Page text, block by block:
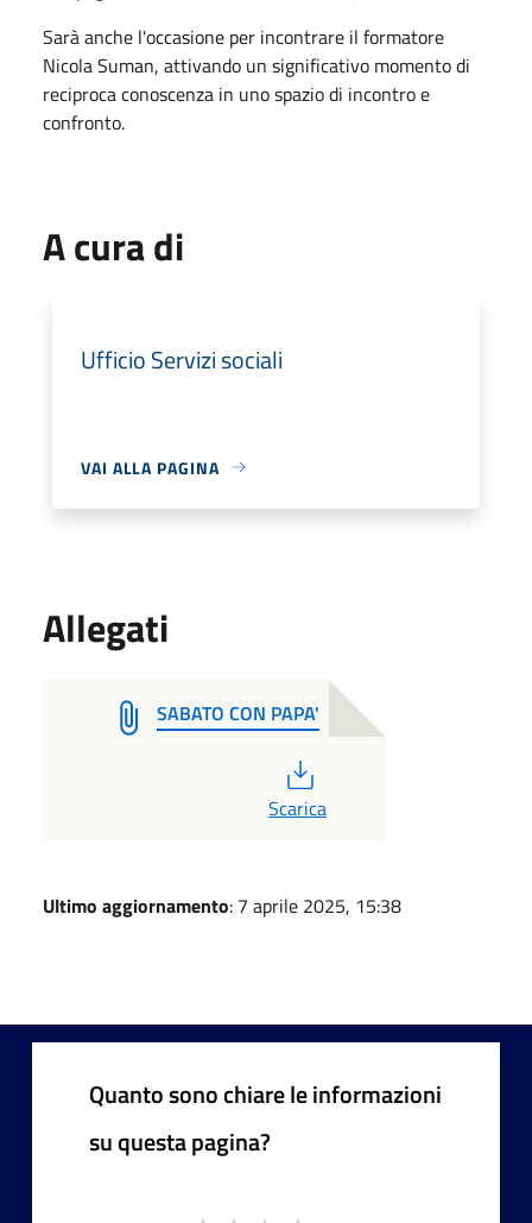
Sarà anche l'occasione per incontrare il formatore
Nicola Suman, attivando un significativo momento di
reciproca conoscenza in uno spazio di incontro e
confronto.
A cura di
Ufficio Servizi sociali
VAI ALLA PAGINA
Allegati
SABATO CON PAPA'
Scarica
Ultimo aggiornamento: 7 aprile 2025, 15:38
Quanto sono chiare le informazioni
su questa pagina?